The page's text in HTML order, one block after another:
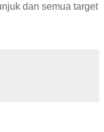
dan semua target